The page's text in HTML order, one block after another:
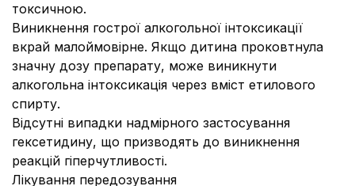
токсичною.
Виникнення гострої алкогольної інтоксикації
вкрай малоймовірне. Якщо дитина проковтнула
значну дозу препарату, може виникнути
алкогольна інтоксикація через вміст етилового
спирту.
Відсутні випадки надмірного застосування
гексетидину, що призводять до виникнення
реакцій гіперчутливості.
Лікування передозування